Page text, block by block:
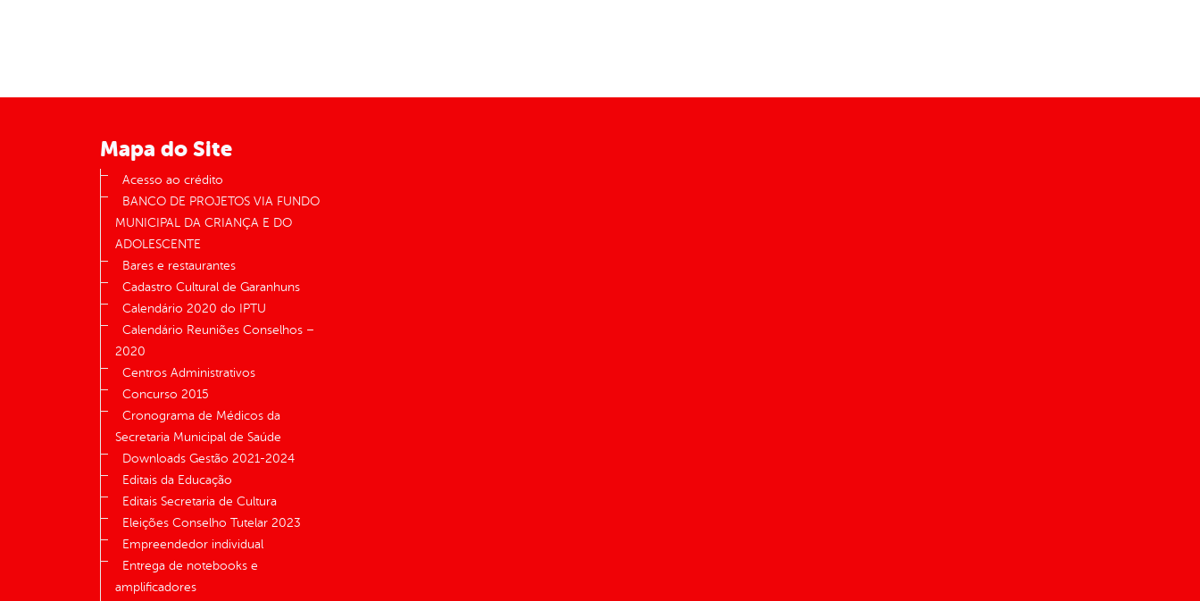
Mapa do Site
Acesso ao crédito
BANCO DE PROJETOS VIA FUNDO
MUNICIPAL DA CRIANÇA E DO
ADOLESCENTE
Bares e restaurantes
Cadastro Cultural de Garanhuns
Calendário 2020 do IPTU
Calendário Reuniões Conselhos –
2020
Centros Administrativos
Concurso 2015
Cronograma de Médicos da
Secretaria Municipal de Saúde
Downloads Gestão 2021-2024
Editais da Educação
Editais Secretaria de Cultura
Eleições Conselho Tutelar 2023
Empreendedor individual
Entrega de notebooks e
amplificadores